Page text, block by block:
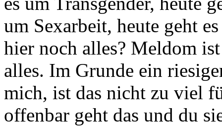
um Sexarbeit, heute geht
hier noch alles? Meldom
alles. Im Grunde ein
mich, ist das nicht zu viel
offenbar geht das und du